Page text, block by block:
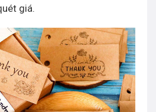
giá.